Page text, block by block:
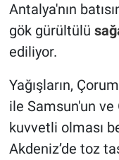
Antalya'nın
gök gürültülü
ediliyor.
Yağışların,
ile Samsun'un
kuvvetli olması
Akdeniz’de toz